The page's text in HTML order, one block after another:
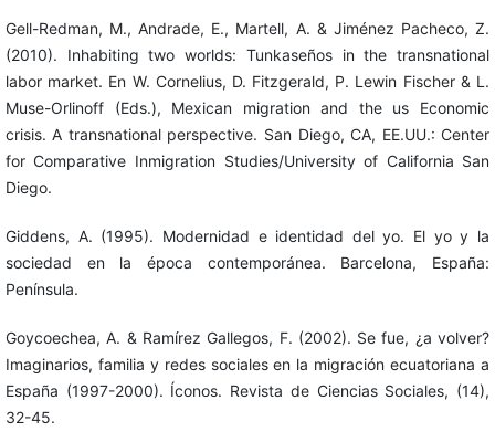
Gell-Redman, M., Andrade, E., Martell, A. & Jiménez Pacheco, Z.
(2010). Inhabiting two worlds: Tunkaseños in the transnational
labor market. En W. Cornelius, D. Fitzgerald, P. Lewin Fischer & L.
Muse-Orlinoff (Eds.), Mexican migration and the us Economic
crisis. A transnational perspective. San Diego, CA, EE.UU.: Center
for Comparative Inmigration Studies/University of California San
Diego.
Giddens, A. (1995). Modernidad e identidad del yo. El yo y la
sociedad en la época contemporánea. Barcelona, España:
Península.
Goycoechea, A. & Ramírez Gallegos, F. (2002). Se fue, ¿a volver?
Imaginarios, familia y redes sociales en la migración ecuatoriana a
España (1997-2000). Íconos. Revista de Ciencias Sociales, (14),
32-45.